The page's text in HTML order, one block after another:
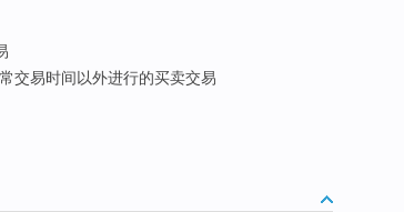
交易时间以外进行的买卖交易